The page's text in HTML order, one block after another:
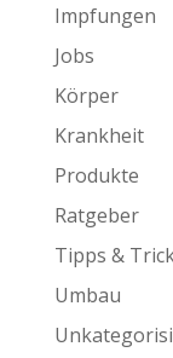
Impfungen
Jobs
Körper
Krankheit
Produkte
Ratgeber
Tipps &
Umbau